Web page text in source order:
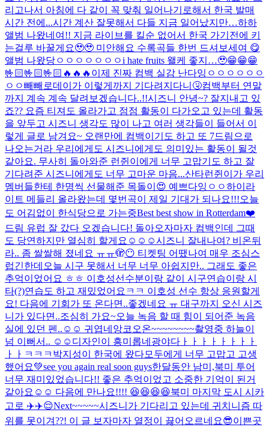
리고나서 아침에 다 같이 꼭 맞춰 일어나기로해서 한국 발매
시간 전에...시간 계산 잘못해서 다들 지금 일어났지만…하하
앨범 나왔네여!! 지금 라이브를 킬순 없어서 한국 가기전에 키
는걸루 바꿀게요🥹🥹 미안해요 수록곡들 한번 드셔보세여 😋
앨범 나왔당ㅇㅇㅇㅇㅇㅇㅇi hate fruits 왤케 좋지…🥹😁😁😁
🤟🏻🤟🏻🤟🏻🔥🔥🔥 이제 진짜 컴백 실감 난다잉ㅇㅇㅇㅇㅇㅇ
ㅇㅇ빼빼로데이가 이렇게까지 기다려지다니🤧컴백부터 연말
까지 계속 계속 달려보겠습니다..!!시즈니 안녕~? 잘지내고 있
죠?? 요즘 티져도 올라가고 점점 활동이 다가오고 있는데 활동
을 앞두고 시즈니 생각도 많이 나고 여러 생각들이 들어서 이
렇게 글로 남겨요~ 오랜만에 컴백이기도 하고 또 7드림으로
나오는거라 우리에게도 시즈니에게도 의미있는 활동이 될것
같아요. 무사히 돌아와준 런쥔이에게 너무 고맙기도 하고 잘
기다려준 시즈니에게도 너무 고마운 마음...산타런쥔이가 우리
멤버들한테 한명씩 선물해준 목돌이😍 예쁘다잉ㅇㅇ하이라
이트 메들리 올라왔는데 몇번곡이 제일 기대가 되나요!!!오늘
도 어김없이 한식당으로 가는중Best best show in Rotterdam❤️
드림 유럽 잘 갔다 오겠습니다! 돌아오자마자 컴백인데 그때
도 당연하지만 열심히 할게요☺️☺️☺️시즈니 잘내나여? 비온뒤
라.. 좀 쌀쌀해 졌네요 ㅠㅠ🫣😶 티켓팅 어땠나여 매우 조심스
럽긴한데 오늘 시구 못해서 너무 너무 아쉽지만.. 그래도 좋은
추억이었어요 ㅎㅎ 이호성선수분이랑 같이 시구연습이랑 시
타(?)연습도 하고 재밌었어요ㅋㅋ 이호성 선수 항상 응원할게
요! 다음에 기회가 또 온다면..좋겠네요 ㅠ 대구까지 오신 시즈
니가 있다면..조심히 가요~오늘 녹음 할 때 힘이 되어준 녹음
실에 있던 펜..☺️☺️ 귀엽네 앙코오온~~~~~~~~촬영중 하늘이
넘 이뻐서.. ☺️☺️ 디자인이 흥미롭네 광야다ㅏㅏㅏㅏㅏㅏㅏㅏ
ㅏㅏㅋㅋㅋ 박지성이 한국에 왔다모두에게 너무 고맙고 고생
했어요💚see you again real soon guys한달동안 남미,북미 투어
너무 재미있었습니다!! 좋은 추억이었고 소중한 기억이 된거
같아요☺️☺️ 다음에 만나요!!!! 😆😆😆😆북미 마지막 도시 시카
고로 ✈️✈️😌Next~~~~~시즈니가 기다리고 있는데 귀치니즘 따
위를 못이겨??! 이 글 보자마자 열정이 끓어오르네요😎이쁜곳